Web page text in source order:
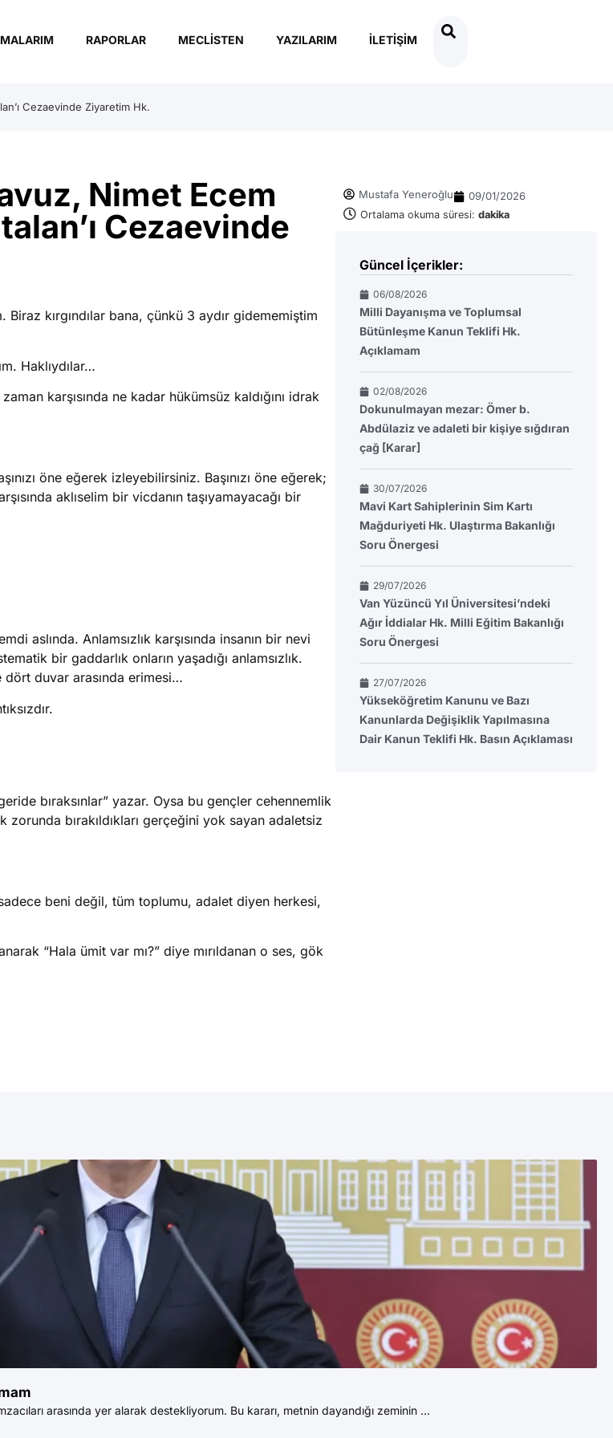
RAPORLAR MECLISTEN YAZILARIM İLETIŞIM
Cezaevinde Ziyaretim Hk.
Nimet Ecem
Cezaevinde
​Biraz kırgındılar bana, çünkü 3 aydır gidememiştim
Haklıydılar…
karşısında ne kadar hükümsüz kaldığını idrak
öne eğerek izleyebilirsiniz. Başınızı öne eğerek;
aklıselim bir vicdanın taşıyamayacağı bir
aslında. Anlamsızlık karşısında insanın bir nevi
bir gaddarlık onların yaşadığı anlamsızlık.
dört duvar arasında erimesi…
bıraksınlar” yazar. Oysa bu gençler cehennemlik
bırakıldıkları gerçeğini yok sayan adaletsiz
beni değil, tüm toplumu, adalet diyen herkesi,
“Hala ümit var mı?” diye mırıldanan o ses, gök
Mustafa Yeneroğlu 09/01/2026
Ortalama okuma süresi: dakika
Güncel İçerikler:
06/08/2026
Milli Dayanışma ve Toplumsal
Bütünleşme Kanun Teklifi Hk.
Açıklamam
02/08/2026
Dokunulmayan mezar: Ömer b.
Abdülaziz ve adaleti bir kişiye sığdıran
çağ [Karar]
30/07/2026
Mavi Kart Sahiplerinin Sim Kartı
Mağduriyeti Hk. Ulaştırma Bakanlığı
Soru Önergesi
29/07/2026
Van Yüzüncü Yıl Üniversitesi’ndeki
Ağır İddialar Hk. Milli Eğitim Bakanlığı
Soru Önergesi
27/07/2026
Yükseköğretim Kanunu ve Bazı
Kanunlarda Değişiklik Yapılmasına
Dair Kanun Teklifi Hk. Basın Açıklaması
arasında yer alarak destekliyorum. Bu kararı, metnin dayandığı zeminin ...